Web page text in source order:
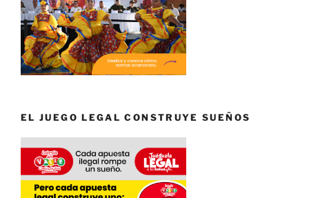
EL JUEGO LEGAL CONSTRUYE SUEÑOS